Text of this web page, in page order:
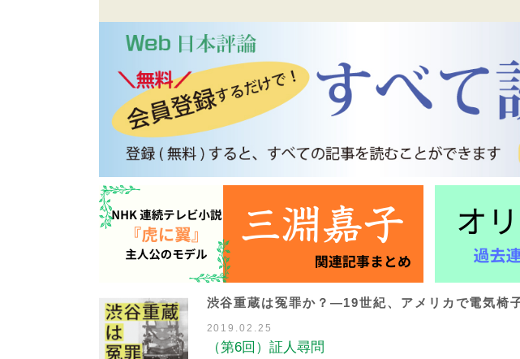
渋谷重蔵は冤罪か？―19世紀、アメリカで電気椅
2019.02.25
（第6回）証人尋問